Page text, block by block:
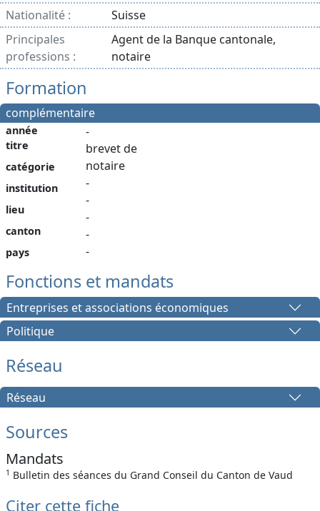
Nationalité :
Suisse
Principales
professions :
Agent de la Banque cantonale,
notaire
Formation
complémentaire
année
titre
catégorie
institution
lieu
canton
pays
-
brevet de
notaire
-
-
-
-
-
Fonctions et mandats
Entreprises et associations économiques
Politique
Réseau
Réseau
Sources
Mandats
1 Bulletin des séances du Grand Conseil du Canton de Vaud
Citer cette fiche